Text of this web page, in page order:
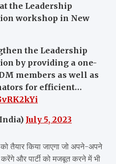
the Leadership
workshop in New
the Leadership
by providing a one-
members as well as
for efficient…
July 5, 2023
तैयार किया जाएगा जो अपने-अपने
और पार्टी को मजबूत करने में भी